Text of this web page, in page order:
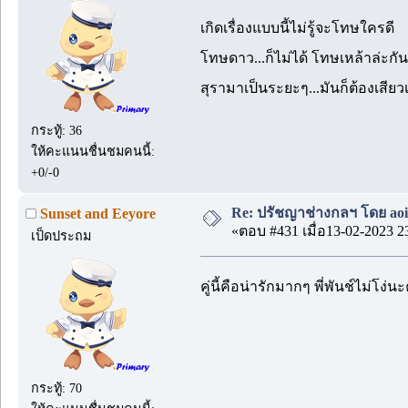
กระทู้: 36
ให้คะแนนชื่นชมคนนี้:
+0/-0
เกิดเรื่องแบบนี้ไม่รู้จะโทษใครดี
โทษดาว...ก็ไม่ได้ โทษเหล้าล่ะกัน
สุรามาเป็นระยะๆ...มันก็ต้องเสีย
Sunset and Eeyore
เป็ดประถม
กระทู้: 70
Re: ปรัชญาช่างกลฯ โดย
«ตอบ #431 เมื่อ13-02-2023
คู่นี้คือน่ารักมากๆ พี่พันช์ไม่โง่นะ